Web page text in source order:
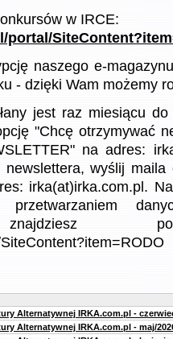
w IRCE:
portal/
naszego e-
- dzięki Wam możemy
jest raz miesiącu
"Chcę otrzymywać
na adres:
wyślij
irka(at)irka.com.pl.
przetwarzaniem
znajdziesz
Alternatywnej IRKA.com.pl -
Alternatywnej IRKA.com.pl - maj/